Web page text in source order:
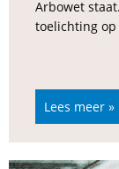
Arbowet
toelichting
Lees meer »